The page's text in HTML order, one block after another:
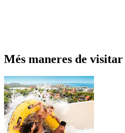
Més maneres de